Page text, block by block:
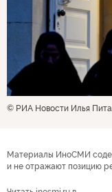
© РИА Новости Илья
Материалы ИноСМИ
и не отражают позицию